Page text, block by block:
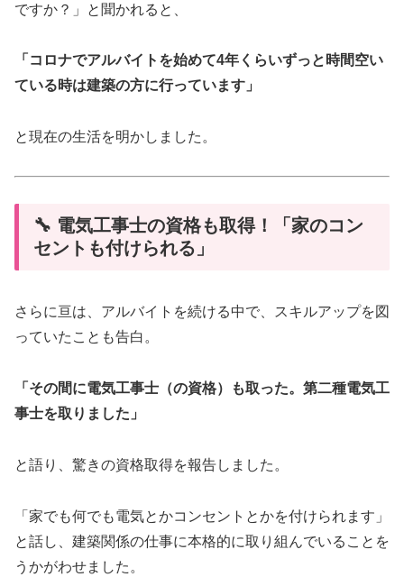
ですか？」と聞かれると、
「コロナでアルバイトを始めて4年くらいずっと時間空い
ている時は建築の方に行っています」
と現在の生活を明かしました。
🔧 電気工事士の資格も取得！「家のコン
セントも付けられる」
さらに亘は、アルバイトを続ける中で、スキルアップを図
っていたことも告白。
「その間に電気工事士（の資格）も取った。第二種電気工
事士を取りました」
と語り、驚きの資格取得を報告しました。
「家でも何でも電気とかコンセントとかを付けられます」
と話し、建築関係の仕事に本格的に取り組んでいることを
うかがわせました。